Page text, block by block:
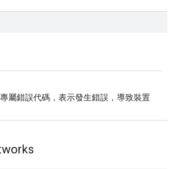
屬錯誤代碼，表示發生錯誤，導致裝置